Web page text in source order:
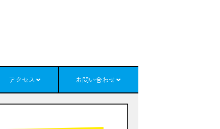
アクセス お問い合わせ